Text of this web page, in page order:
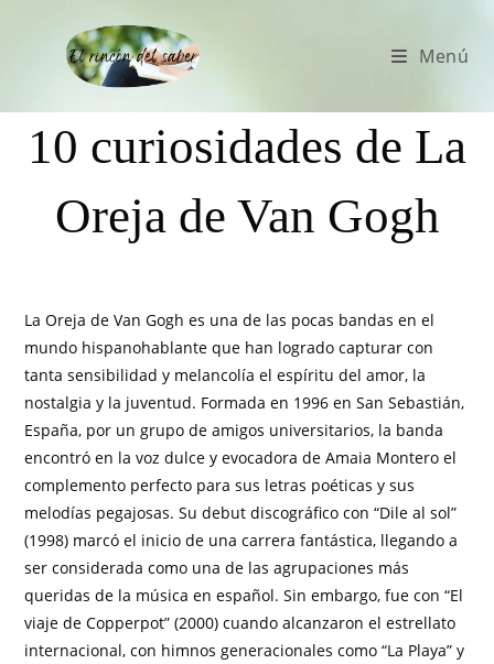
Menú
10 curiosidades de La
Oreja de Van Gogh
La Oreja de Van Gogh es una de las pocas bandas en el
mundo hispanohablante que han logrado capturar con
tanta sensibilidad y melancolía el espíritu del amor, la
nostalgia y la juventud. Formada en 1996 en San Sebastián,
España, por un grupo de amigos universitarios, la banda
encontró en la voz dulce y evocadora de Amaia Montero el
complemento perfecto para sus letras poéticas y sus
melodías pegajosas. Su debut discográfico con “Dile al sol”
(1998) marcó el inicio de una carrera fantástica, llegando a
ser considerada como una de las agrupaciones más
queridas de la música en español. Sin embargo, fue con “El
viaje de Copperpot” (2000) cuando alcanzaron el estrellato
internacional, con himnos generacionales como “La Playa” y